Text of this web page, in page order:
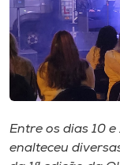
Cultura
CPA
Biblioteca
Entre os dias 10
enalteceu